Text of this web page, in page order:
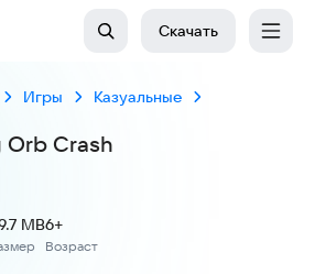
Скачать
Игры Казуальные
Orb Crash
MB
Возраст
6+